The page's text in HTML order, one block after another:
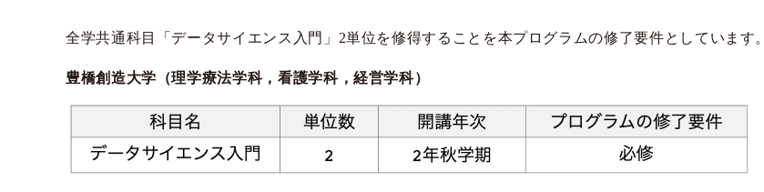
全学共通科目「データサイエンス入門」2単位を修得することを本プログラムの修了要件としています。
豊橋創造大学（理学療法学科，看護学科，経営学科）